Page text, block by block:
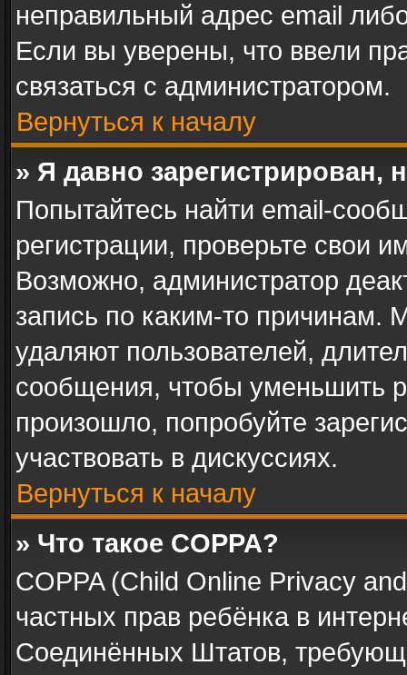
неправильный адрес email
Если вы уверены, что ввели
связаться с администратором.
Вернуться к началу
» Я давно зарегистрирован,
Попытайтесь найти email-
регистрации, проверьте свои
Возможно, администратор
запись по каким-то причинам.
удаляют пользователей,
сообщения, чтобы уменьшить
произошло, попробуйте
участвовать в дискуссиях.
Вернуться к началу
» Что такое COPPA?
COPPA (Child Online Privacy
частных прав ребёнка в
Соединённых Штатов,